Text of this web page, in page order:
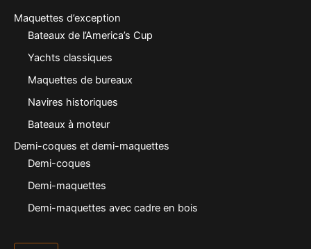
Maquettes d’exception
Bateaux de l’America’s Cup
Yachts classiques
Maquettes de bureaux
Navires historiques
Bateaux à moteur
Demi-coques et demi-maquettes
Demi-coques
Demi-maquettes
Demi-maquettes avec cadre en bois